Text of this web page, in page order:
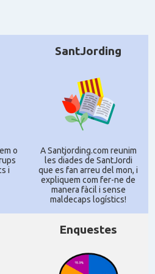
Catalans a RENNES
Catalans a STRASBOURG
Catalans a TROYES
de Grenoble (Maison de
Catalogne)
o
i
SantJording
A Santjording.com reunim
les diades de SantJordi
que es fan arreu del mon, i
expliquem com fer-ne de
manera fàcil i sense
maldecaps logí­stics!
Enquestes